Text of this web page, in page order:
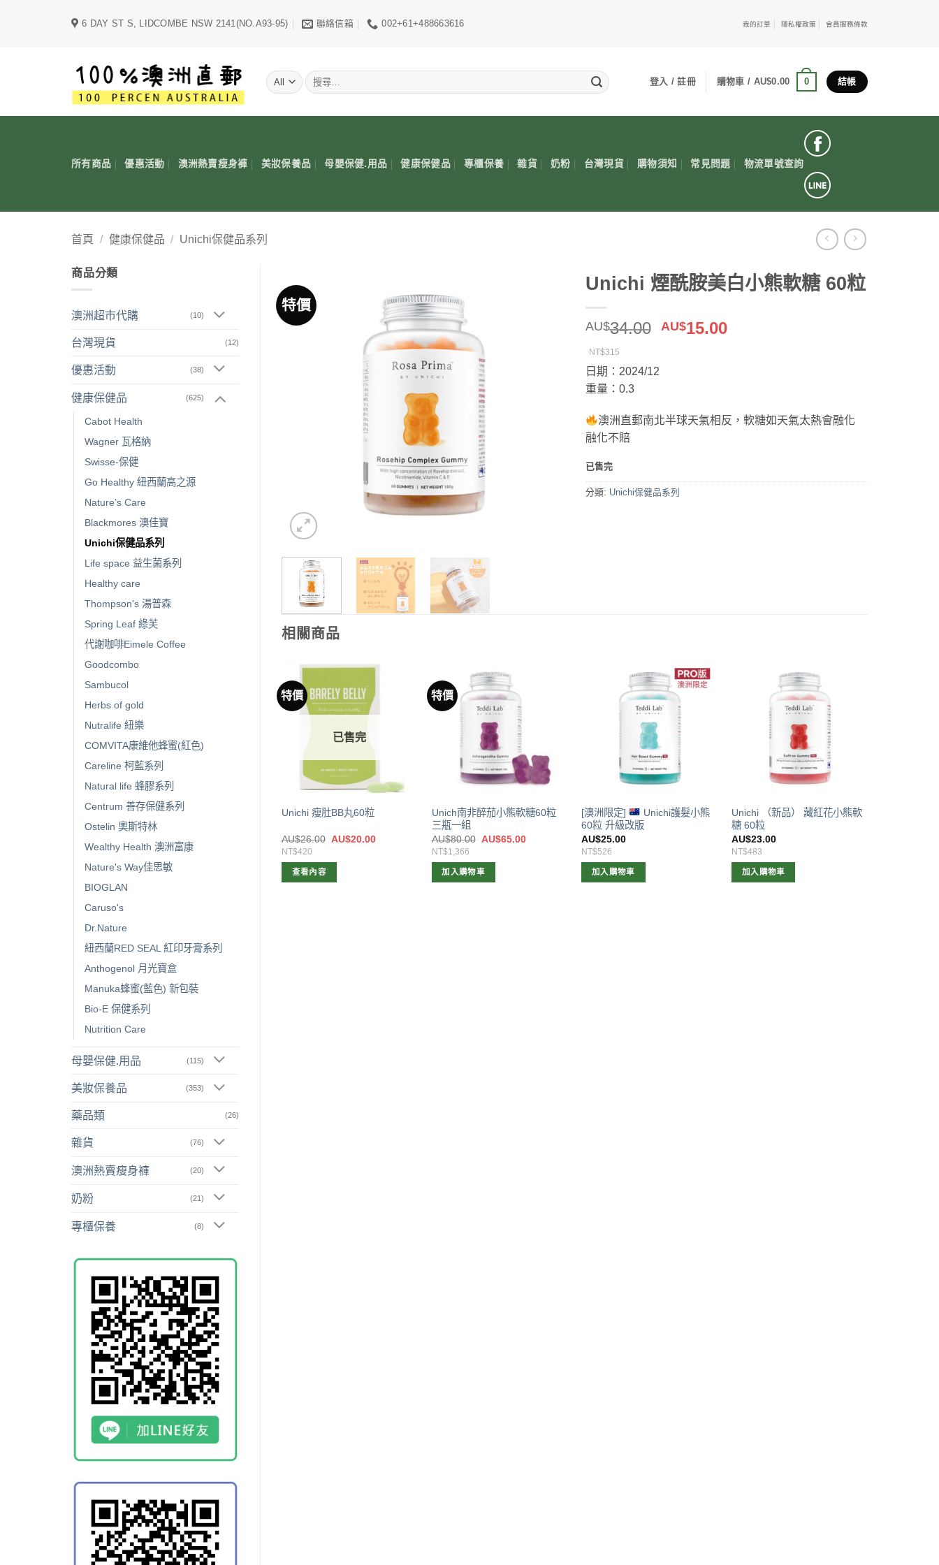
6 DAY ST S, LIDCOMBE NSW 2141(NO.A93-95) 聯絡信箱 002+61+488663616 我的訂單 隱私權政策 會員服務條款
搜
尋
鍵
登入 / 註冊 購物車 / AU$0.00 0 結帳
所有商品 優惠活動 澳洲熱賣瘦身褲 美妝保養品 母嬰保健.用品 健康保健品 專櫃保養 雜貨 奶粉 台灣現貨 購物須知 常見問題 物流單號查詢
首頁 / 健康保健品 / Unichi保健品系列
商品分類
澳洲超市代購 (10)
台灣現貨 (12)
優惠活動 (38)
健康保健品 (625)
Cabot Health
Wagner 瓦格納
Swisse-保健
Go Healthy 紐西蘭高之源
Nature’s Care
Blackmores 澳佳寶
Unichi保健品系列
Life space 益生菌系列
Healthy care
Thompson's 湯普森
Spring Leaf 綠芙
代謝咖啡Eimele Coffee
Goodcombo
Sambucol
Herbs of gold
Nutralife 紐樂
COMVITA康維他蜂蜜(紅色)
Careline 柯藍系列
Natural life 蜂膠系列
Centrum 善存保健系列
Ostelin 奧斯特林
Wealthy Health 澳洲富康
Nature's Way佳思敏
BIOGLAN
Caruso's
Dr.Nature
紐西蘭RED SEAL 紅印牙膏系列
Anthogenol 月光寶盒
Manuka蜂蜜(藍色) 新包裝
Bio-E 保健系列
Nutrition Care
母嬰保健.用品 (115)
美妝保養品 (353)
藥品類 (26)
雜貨 (76)
澳洲熱賣瘦身褲 (20)
奶粉 (21)
專櫃保養 (8)
特價
Unichi 煙酰胺美白小熊軟糖 60粒
AU$34.00 原
AU$15.00目
NT$315
日期：2024/12
重量：0.3
澳洲直郵南北半球天氣相反，軟糖如天氣太熱會融化
融化不賠
已售完
分類: Unichi保健品系列
相關商品
特價
已售完
Unichi 瘦肚BB丸60粒
AU$26.00 原
AU$20.00目
NT$420
查看內容
特價
Unich南非醉茄小熊軟糖60粒
三瓶一組
AU$80.00 原
格：
AU$80.00。
AU$65.00目
NT$1,366
加入購物車
[澳洲限定]
Unichi護髮小熊
60粒 升級改版
AU$25.00
NT$526
加入購物車
Unichi （新品） 藏紅花小熊軟
糖 60粒
AU$23.00
NT$483
加入購物車
女性複合維生素小熊軟
已售完
Unichi 葡萄籽精華膠囊60粒
（停售）
36.00
始
AU$
NT$420
查看內容